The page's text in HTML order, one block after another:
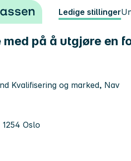
Ledige stillinger
på å utgjøre en
Kvalifisering og marked, Nav
Oslo